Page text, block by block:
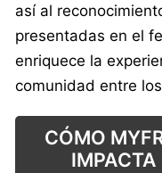
así al
presentadas en el
enriquece la
comunidad entre
CÓMO
IMPACTA